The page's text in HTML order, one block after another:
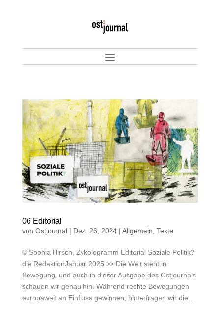
06 Editorial
von Ostjournal| Dez. 26, 2024| Allgemein Texte
© Sophia Hirsch, Zykologramm Editorial Soziale Politik?
die RedaktionJanuar 2025 >> Die Welt steht in
Bewegung, und auch in dieser Ausgabe des Ostjournals
schauen wir genau hin. Während rechte Bewegungen
europaweit an Einfluss gewinnen, hinterfragen wir die...